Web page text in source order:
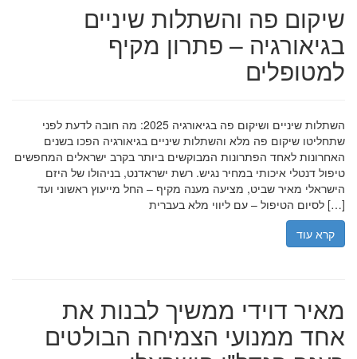
שיקום פה והשתלות שיניים
בגיאורגיה – פתרון מקיף
למטופלים
השתלות שיניים ושיקום פה בגיאורגיה 2025: מה חובה לדעת לפני
שתחליטו שיקום פה מלא והשתלות שיניים בגיאורגיה הפכו בשנים
האחרונות לאחד הפתרונות המבוקשים ביותר בקרב ישראלים המחפשים
טיפול דנטלי איכותי במחיר נגיש. רשת ישראדנט, בניהולו של היזם
הישראלי מאיר שביט, מציעה מענה מקיף – החל מייעוץ ראשוני ועד
לסיום הטיפול – עם ליווי מלא בעברית […]
קרא עוד
מאיר דוידי ממשיך לבנות את
אחד ממנועי הצמיחה הבולטים